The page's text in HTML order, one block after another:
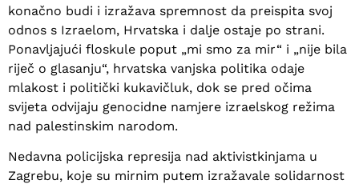
konačno budi i izražava spremnost da preispita svoj
odnos s Izraelom, Hrvatska i dalje ostaje po strani.
Ponavljajući floskule poput „mi smo za mir“ i „nije bila
riječ o glasanju“, hrvatska vanjska politika odaje
mlakost i politički kukavičluk, dok se pred očima
svijeta odvijaju genocidne namjere izraelskog režima
nad palestinskim narodom.
Nedavna policijska represija nad aktivistkinjama u
Zagrebu, koje su mirnim putem izražavale solidarnost